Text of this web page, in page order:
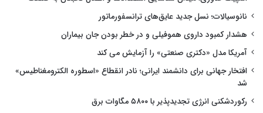
نانوسیالات؛ نسل جدید عایق‌های ترانسفورماتور
هشدار کمبود داروی هموفیلی و در خطر بودن جان بیماران
آمریکا مدل «دکتری صنعتی» را آزمایش می کند
افتخار جهانی برای دانشمند ایرانی؛ نادر انقطاع «اسطوره الکترومغناطیس»
شد
رکوردشکنی انرژی تجدیدپذیر با ۵۸۰۰ مگاوات برق